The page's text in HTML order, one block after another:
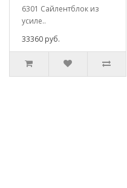
6301 Сайлентблок из
усиле..
33360 руб.